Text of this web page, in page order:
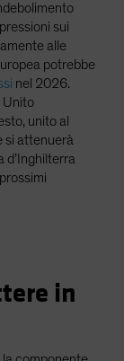
sui
alle
potrebbe
nel 2026.
Unito
unito al
si attenuerà
d’Inghilterra
in